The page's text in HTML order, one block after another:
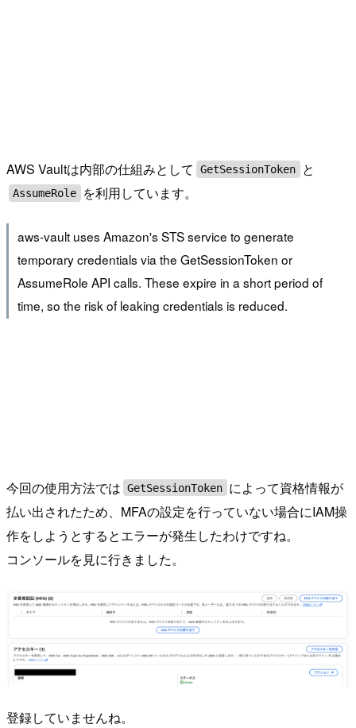
AWS Vaultは内部の仕組みとして GetSessionToken と
AssumeRole を利用しています。
aws-vault uses Amazon's STS service to generate
temporary credentials via the GetSessionToken or
AssumeRole API calls. These expire in a short period of
time, so the risk of leaking credentials is reduced.
今回の使用方法では GetSessionToken によって資格情報が
払い出されたため、MFAの設定を行っていない場合にIAM操
作をしようとするとエラーが発生したわけですね。
コンソールを見に行きました。
登録していませんね。